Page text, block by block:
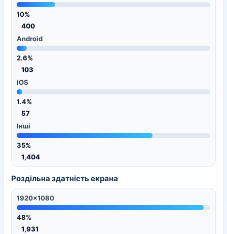
10%
400
Android
2.6%
103
iOS
1.4%
57
Інші
35%
1,404
Роздільна здатність екрана
1920x1080
48%
1,931